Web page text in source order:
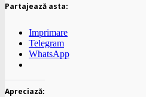
Partajează asta:
Imprimare
Telegram
WhatsApp
Apreciază: